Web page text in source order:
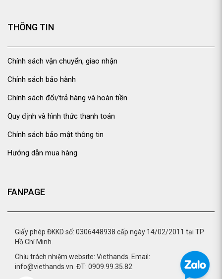
THÔNG TIN
Chính sách vận chuyển, giao nhận
Chính sách bảo hành
Chính sách đổi/trả hàng và hoàn tiền
Quy định và hình thức thanh toán
Chính sách bảo mật thông tin
Hướng dẫn mua hàng
FANPAGE
Giấy phép ĐKKD số: 0306448938 cấp ngày 14/02/2011 tại TP
Hồ Chí Minh.
Chịu trách nhiệm website: Viethands. Email:
info@viethands.vn. ĐT: 0909.99.35.82